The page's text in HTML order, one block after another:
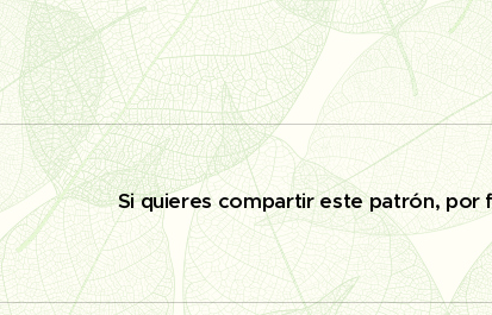
✅Si quieres compartir este patrón, por